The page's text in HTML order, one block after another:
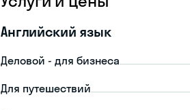
Английский язык
Деловой - для бизнеса
Для путешествий